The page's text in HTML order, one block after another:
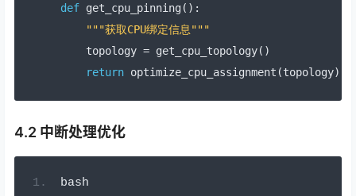
def get_cpu_pinning ():
"""获取CPU绑定信息"""
    topology
= get_cpu_topology()
return optimize_cpu_assignment (topology)
4.2 中断处理优化
bash